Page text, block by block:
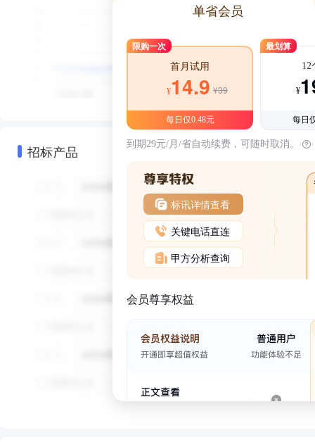
招标产品
单省会员
限购一次
首月试用
¥14.9 ¥39
每日仅0.48元
最划算
12
¥
每日
到期29元/月/省自动续费，可随时取消。
标讯详情查看
关键电话直连
甲方分析查询
会员尊享权益